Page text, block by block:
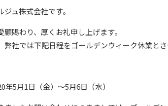
ュ株式会社です。
賜わり、厚くお礼申し上げます。
弊社では下記日程をゴールデンウィーク休業とさ
年5月1日（金）～5月6日（水）